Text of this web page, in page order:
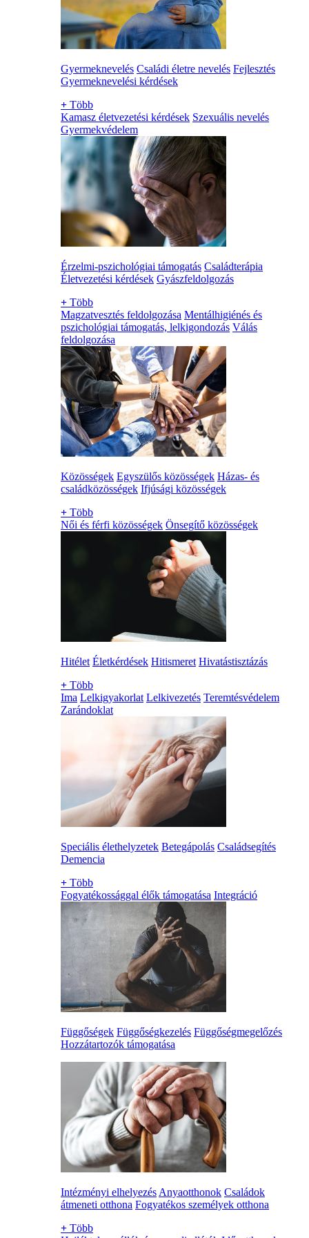
Gyermeknevelés Családi életre nevelés Fejlesztés
Gyermeknevelési kérdések
+ Több
Kamasz életvezetési kérdések Szexuális nevelés
Gyermekvédelem
Érzelmi-pszichológiai támogatás Családterápia
Életvezetési kérdések Gyászfeldolgozás
+ Több
Magzatvesztés feldolgozása Mentálhigiénés és
pszichológiai támogatás, lelkigondozás Válás
feldolgozása
Közösségek Egyszülős közösségek Házas- és
családközösségek Ifjúsági közösségek
+ Több
Női és férfi közösségek Önsegítő közösségek
Hitélet Életkérdések Hitismeret Hivatástisztázás
+ Több
Ima Lelkigyakorlat Lelkivezetés Teremtésvédelem
Zarándoklat
Speciális élethelyzetek Betegápolás Családsegítés
Demencia
+ Több
Fogyatékossággal élők támogatása Integráció
Függőségek Függőségkezelés Függőségmegelőzés
Hozzátartozók támogatása
Intézményi elhelyezés Anyaotthonok Családok
átmeneti otthona Fogyatékos személyek otthona
+ Több